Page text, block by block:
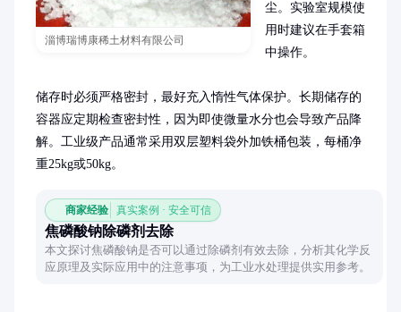
淄博瑞博康稀土材料有限公司
尘。实验室规模使
用时建议在手套箱
中操作。
储存时必须严格密封，最好充入惰性气体保护。长期储存的
容器应定期检查密封性，因为即使微量水分也会导致产品降
解。工业级产品通常采用双层塑料袋外加铁桶包装，每桶净
重25kg或50kg。
商家经验 真实案例 · 安全可信
焦磷酸钠除磷剂去除
本文探讨焦磷酸钠是否可以通过除磷剂有效去除，分析其化学反
应原理及实际应用中的注意事项，为工业水处理提供实用参考。